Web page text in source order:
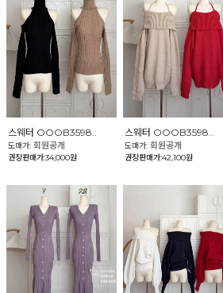
스웨터 OOOB3598..
도매가: 회원공개
권장판매가:34,000원
스웨터 OOOB3598..
도매가: 회원공개
권장판매가:42,100원